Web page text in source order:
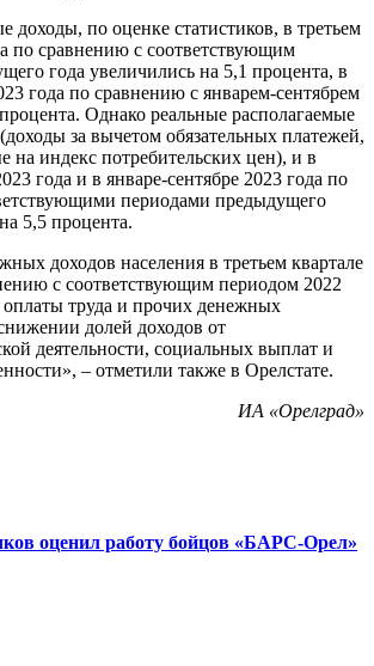
доходы, по оценке статистиков, в третьем
по сравнению с соответствующим
года увеличились на 5,1 процента, в
года по сравнению с январем-сентябрем
Однако реальные располагаемые
за вычетом обязательных платежей,
на индекс потребительских цен), и в
года и в январе-сентябре 2023 года по
периодами предыдущего
5,5 процента.
доходов населения в третьем квартале
с соответствующим периодом 2022
оплаты труда и прочих денежных
долей доходов от
деятельности, социальных выплат и
– отметили также в Орелстате.
ИА «Орелград»
оценил работу бойцов «БАРС-Орел»